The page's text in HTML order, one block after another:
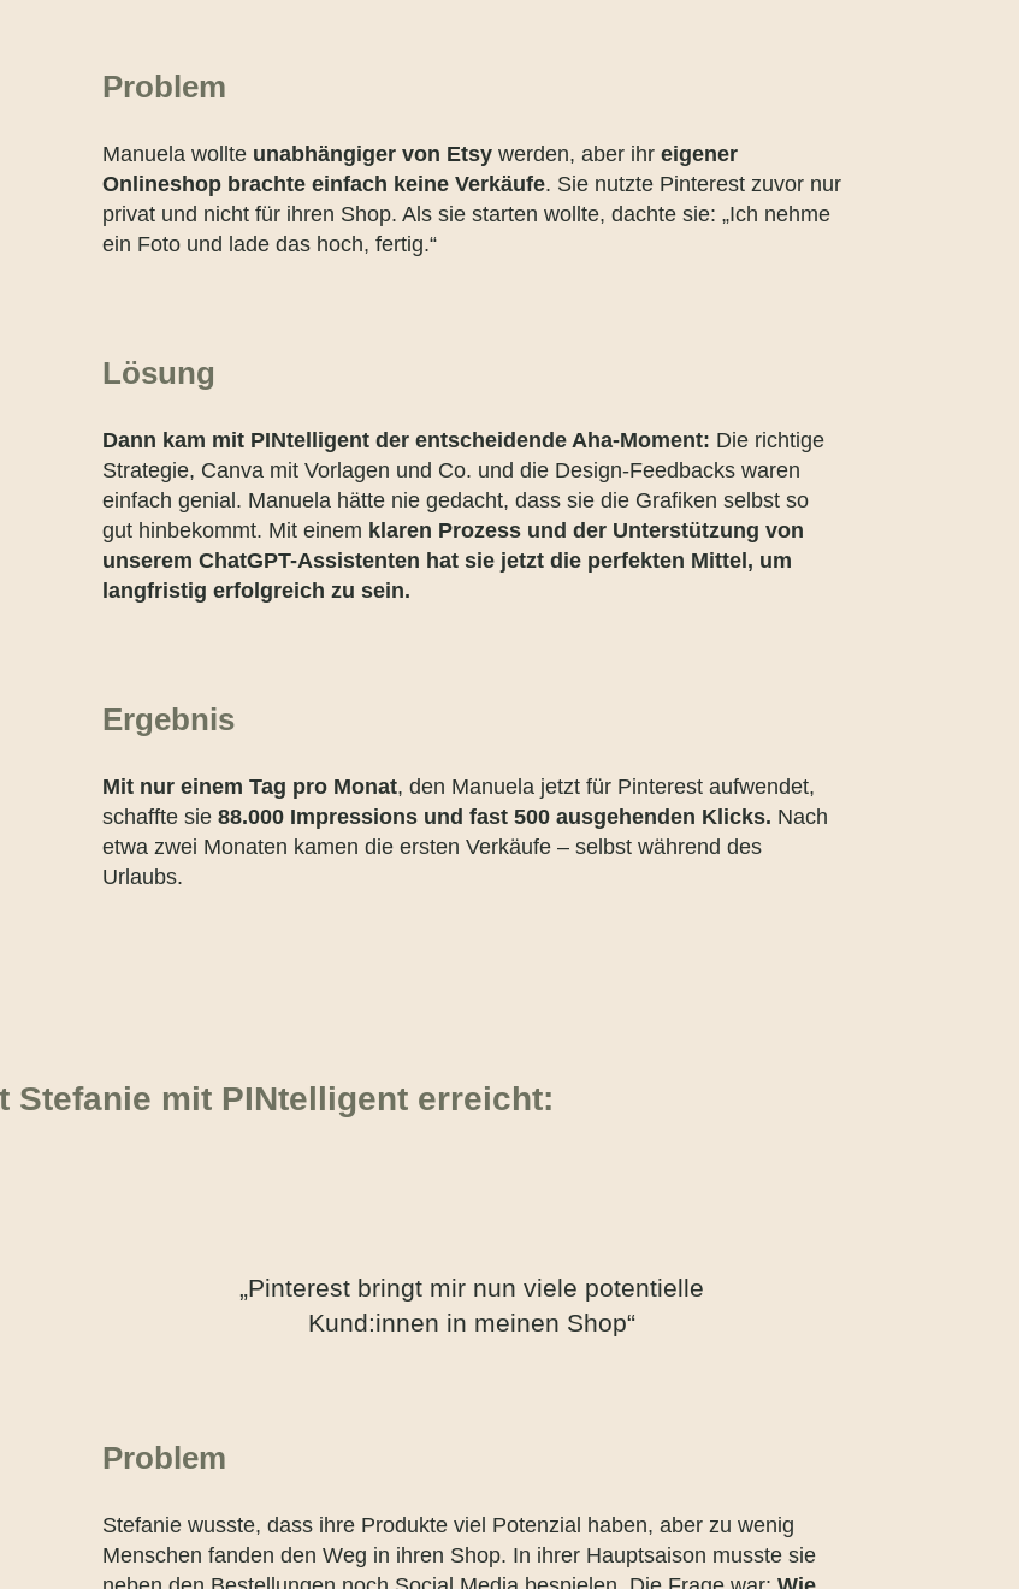
Problem
Manuela wollte unabhängiger von Etsy werden, aber ihreigener
Onlineshop brachte einfach keine Verkäufe. Sie nutzte Pinterest zuvor nur
privat und nicht für ihren Shop. Als sie starten wollte, dachte sie: „Ich nehme
ein Foto und lade das hoch, fertig.“
Lösung
Dann kam mit PINtelligent der entscheidende Aha-Moment: Die richtige
Strategie, Canva mit Vorlagen und Co. und die Design-Feedbacks waren
einfach genial. Manuela hätte nie gedacht, dass sie die Grafiken selbst so
gut hinbekommt. Mit einem klaren Prozess und der Unterstützung von
unserem ChatGPT-Assistenten hat sie jetzt die perfekten Mittel, um
langfristig erfolgreich zu sein.
Ergebnis
Mit nur einem Tag pro Monat, den Manuela jetzt für Pinterest aufwendet,
schaffte sie88.000 Impressions und fast 500 ausgehenden Klicks. Nach
etwa zwei Monaten kamen die ersten Verkäufe – selbst während des
Urlaubs.
Stefanie mit PINtelligent erreicht:
„Pinterest bringt mir nun viele potentielle
Kund:innen in meinen Shop“
Problem
Stefanie wusste, dass ihre Produkte viel Potenzial haben, aber zu wenig
Menschen fanden den Weg in ihren Shop. In ihrer Hauptsaison musste sie